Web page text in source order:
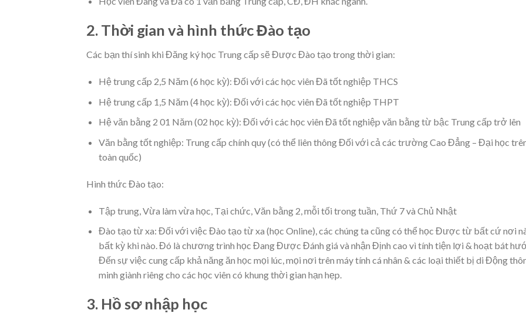
2. Thời gian và hình thức Đào tạo
Các bạn thí sinh khi Đăng ký học Trung cấp sẽ Được Đào tạo trong thời gian:
Hệ trung cấp 2,5 Năm (6 học kỳ): Đối với các học viên Đã tốt nghiệp THCS
Hệ trung cấp 1,5 Năm (4 học kỳ): Đối với các học viên Đã tốt nghiệp THPT
Hệ văn bằng 2 01 Năm (02 học kỳ): Đối với các học viên Đã tốt nghiệp văn bằng từ bậc Trung cấp trở lên
Văn bằng tốt nghiệp: Trung cấp chính quy (có thể liên thông Đối với cả các trường Cao Đẳng – Đại học
toàn quốc)
Hình thức Đào tạo:
Tập trung, Vừa làm vừa học, Tại chức, Văn bằng 2, mỗi tối trong tuần, Thứ 7 và Chủ Nhật
Đào tạo từ xa: Đối với việc Đào tạo từ xa (học Online), các chúng ta cũng có thể học Được từ bất cứ nơi
bất kỳ khi nào. Đó là chương trình học Đang Được Đánh giá và nhận Định cao vì tính tiện lợi & hoạt bát
Đến sự việc cung cấp khả năng ăn học mọi lúc, mọi nơi trên máy tính cá nhân & các loại thiết bị di Động
minh giành riêng cho các học viên có khung thời gian hạn hẹp.
3. Hồ sơ nhập học